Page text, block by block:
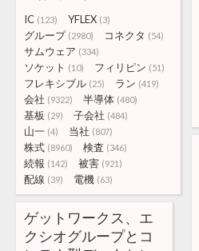
IC (123) YFLEX (3)
グループ (2980) コネクタ (54)
サムウェア (334)
ソケット (10) フィリピン (51)
フレキシブル (25) ラン (419)
会社 (9322) 半導体 (480)
基板 (29) 子会社 (484)
山一 (4) 当社 (807)
株式 (8960) 検査 (346)
続報 (142) 被害 (921)
配線 (39) 電機 (63)
ゲットワークス、エ
クシオグループとコ